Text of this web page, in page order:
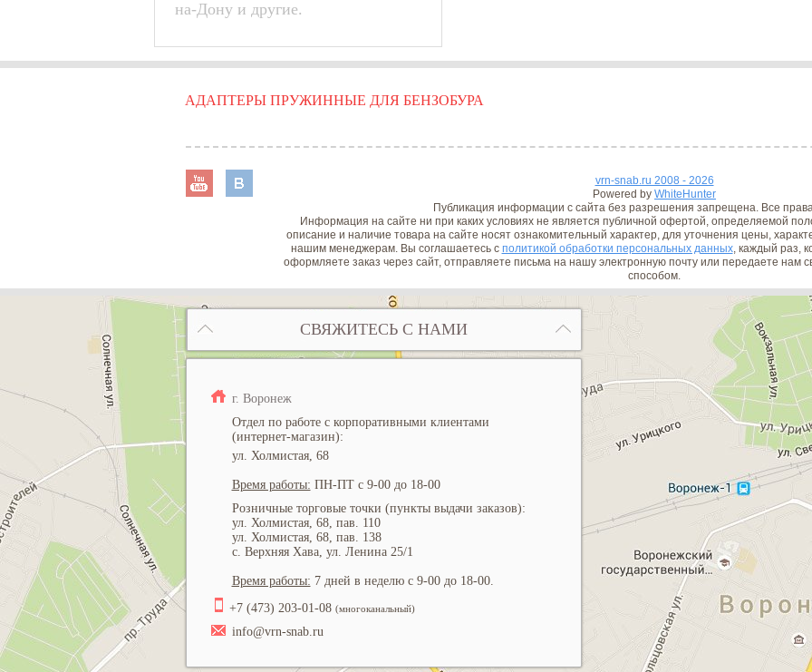
на-Дону и другие.
АДАПТЕРЫ ПРУЖИННЫЕ ДЛЯ БЕНЗОБУРА
vrn-snab.ru 2008 - 2026
Powered by WhiteHunter
Публикация информации с сайта без разрешения запрещена. Все
Информация на сайте ни при каких условиях не является публичной офертой, определяемой
описание и наличие товара на сайте носят ознакомительный характер, для уточнения цены,
нашим менеджерам. Вы соглашаетесь с политикой обработки персональных данных, каждый раз,
оформляете заказ через сайт, отправляете письма на нашу электронную почту или передаете
способом.
СВЯЖИТЕСЬ С НАМИ
г. Воронеж
Отдел по работе с корпоративными клиентами
(интернет-магазин):
ул. Холмистая, 68
Время работы: ПН-ПТ с 9-00 до 18-00
Розничные торговые точки (пункты выдачи заказов):
ул. Холмистая, 68, пав. 110
ул. Холмистая, 68, пав. 138
с. Верхняя Хава, ул. Ленина 25/1
Время работы: 7 дней в неделю с 9-00 до 18-00.
+7 (473) 203-01-08 (многоканальный)
info@vrn-snab.ru